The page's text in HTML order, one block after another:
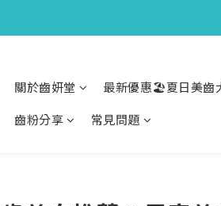
關於齒妍堂 最新優惠🏖️夏日美
齒粉分享
常見問題